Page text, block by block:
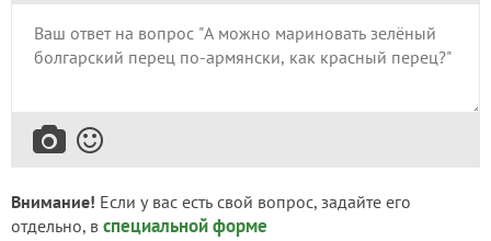
Внимание! Если у вас есть свой вопрос, задайте его
отдельно, в специальной форме